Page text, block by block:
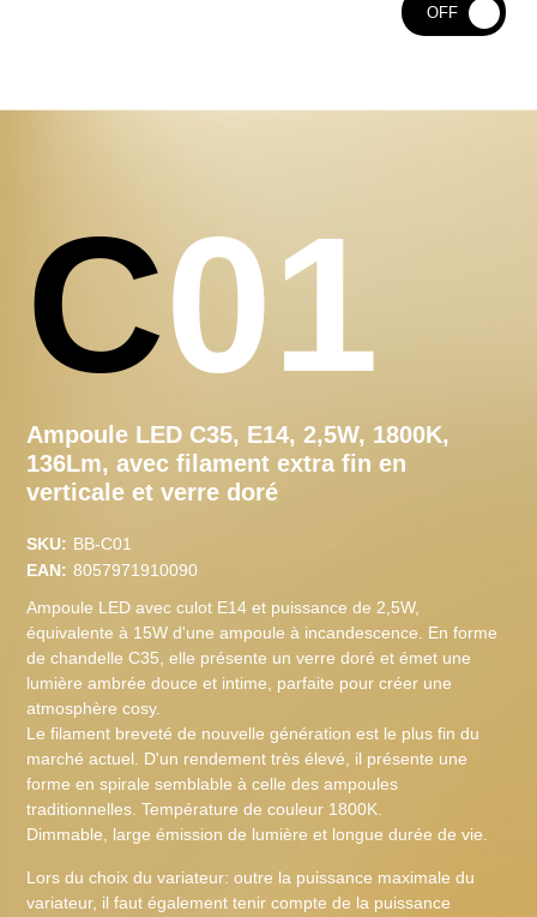
C01
Ampoule LED C35, E14, 2,5W, 1800K,
136Lm, avec filament extra fin en
verticale et verre doré
SKU: BB-C01
EAN: 8057971910090
Ampoule LED avec culot E14 et puissance de 2,5W,
équivalente à 15W d'une ampoule à incandescence. En forme
de chandelle C35, elle présente un verre doré et émet une
lumière ambrée douce et intime, parfaite pour créer une
atmosphère cosy.
Le filament breveté de nouvelle génération est le plus fin du
marché actuel. D'un rendement très élevé, il présente une
forme en spirale semblable à celle des ampoules
traditionnelles. Température de couleur 1800K.
Dimmable, large émission de lumière et longue durée de vie.
Lors du choix du variateur: outre la puissance maximale du
variateur, il faut également tenir compte de la puissance
OFF